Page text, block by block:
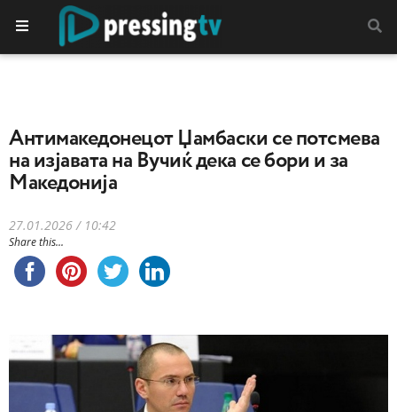
Антимакедонецот Џамбаски се потсмева
на изјавата на Вучиќ дека се бори и за
Македонија
27.01.2026 / 10:42
Share this...